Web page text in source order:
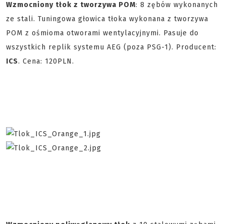
Wzmocniony tłok z tworzywa POM: 8 zębów wykonanych
ze stali. Tuningowa głowica tłoka wykonana z tworzywa
POM z ośmioma otworami wentylacyjnymi. Pasuje do
wszystkich replik systemu AEG (poza PSG-1). Producent:
ICS. Cena: 120PLN.